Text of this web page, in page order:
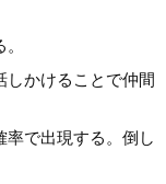
しかけることで仲間
で出現する。倒し